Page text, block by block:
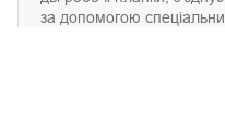
за допомогою